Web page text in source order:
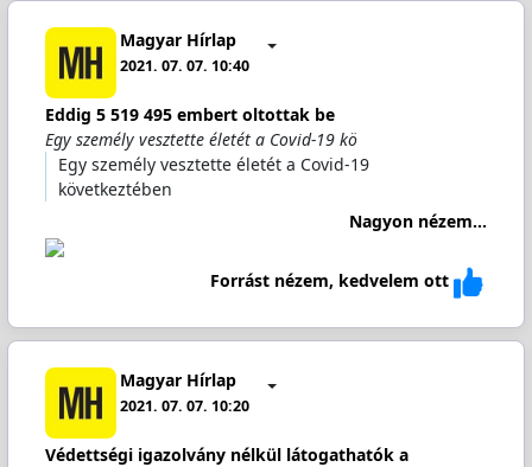
Magyar Hírlap
2021. 07. 07. 10:40
Eddig 5 519 495 embert oltottak be
Egy személy vesztette életét a Covid-19 kö
Egy személy vesztette életét a Covid-19
következtében
Nagyon nézem...
Forrást nézem, kedvelem ott
Magyar Hírlap
2021. 07. 07. 10:20
Védettségi igazolvány nélkül látogathatók a